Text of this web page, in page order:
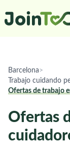
Barcelona>
Trabajo cuidando
Ofertas de trabajo
Ofertas